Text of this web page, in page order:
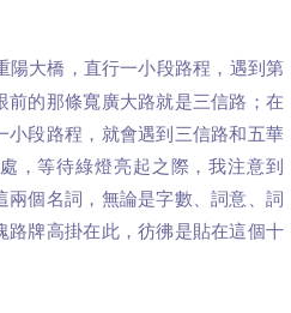
陽大橋，直行一小段路程，遇到第
前的那條寬廣大路就是三信路；在
小段路程，就會遇到三信路和五華
，等待綠燈亮起之際，我注意到
兩個名詞，無論是字數、詞意、詞
路牌高掛在此，彷彿是貼在這個十